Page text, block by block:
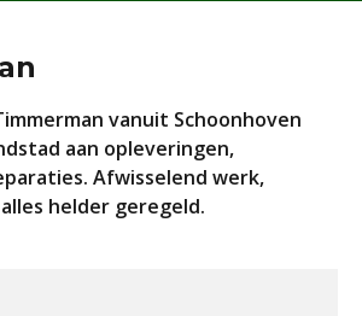
vanuit Schoonhoven
aan opleveringen,
Afwisselend werk,
helder geregeld.